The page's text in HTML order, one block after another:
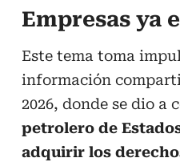
Empresas ya
Este tema toma
información
2026, donde se dio a
petrolero de
adquirir los